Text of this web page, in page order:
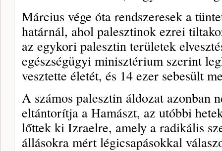
Március vége óta rendszeresek a
határnál, ahol palesztinok ezrei
az egykori palesztin területek
egészségügyi minisztérium szerint
vesztette életét, és 14 ezer sebesült
A számos palesztin áldozat azonban
eltántorítja a Hamászt, az utóbbi
lőttek ki Izraelre, amely a radikális
állásokra mért légicsapásokkal